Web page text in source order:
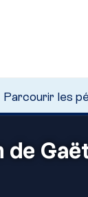
Parcourir les